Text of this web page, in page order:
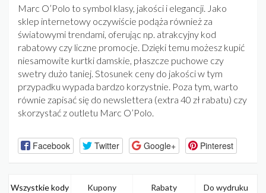
Marc O’Polo to symbol klasy, jakości i elegancji. Jako
sklep internetowy oczywiście podąża również za
światowymi trendami, oferując np. atrakcyjny kod
rabatowy czy liczne promocje. Dzięki temu możesz kupić
niesamowite kurtki damskie, płaszcze puchowe czy
swetry dużo taniej. Stosunek ceny do jakości w tym
przypadku wypada bardzo korzystnie. Poza tym, warto
równie zapisać się do newslettera (extra 40 zł rabatu) czy
skorzystać z outletu Marc O’Polo.
Facebook Twitter Google+ Pinterest
Wszystkie kody Kupony Rabaty Do wydruku